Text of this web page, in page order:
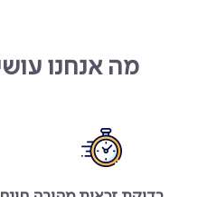
מה אנחנו